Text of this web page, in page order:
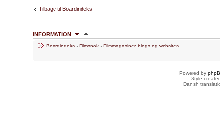
Tilbage til Boardindeks
INFORMATION
Boardindeks ‹ Filmsnak ‹ Filmmagasiner, blogs og websites
Powered by
Style
Danish